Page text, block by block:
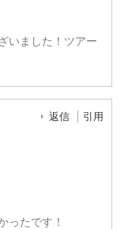
いました！ツアー
返信 引用
ったです！